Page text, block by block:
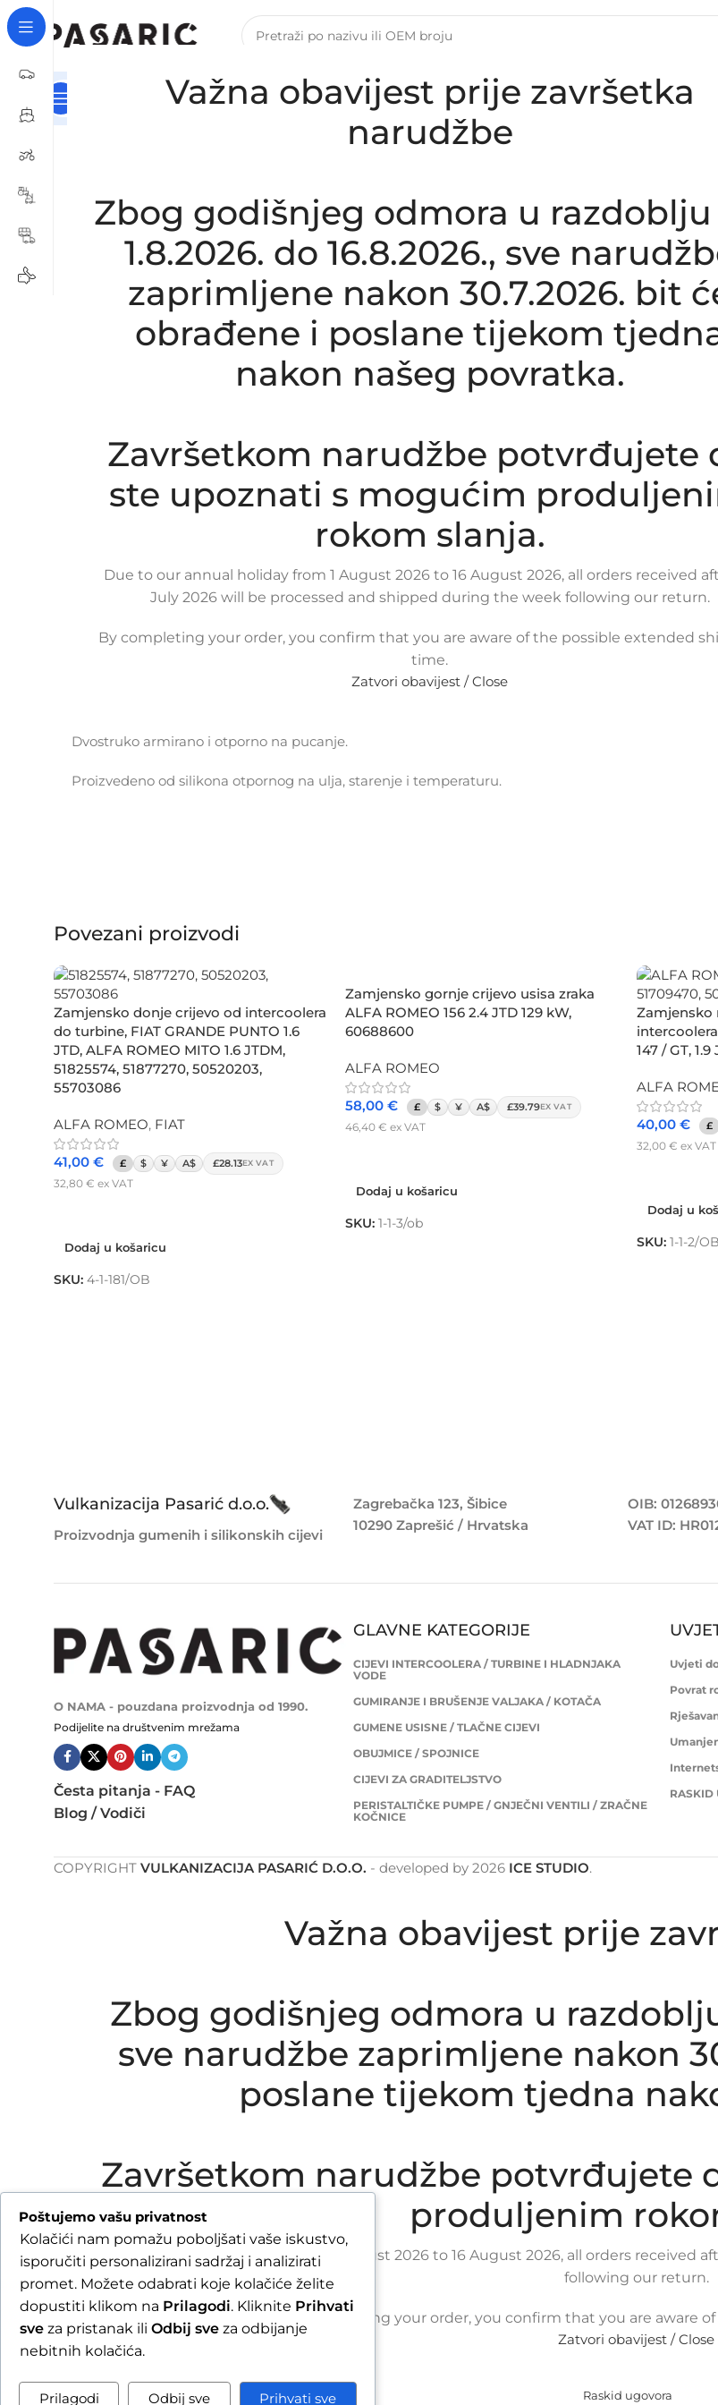
Važna obavijest prije završetka
narudžbe
Zbog godišnjeg odmora u razdoblju
1.8.2026. do 16.8.2026., sve
zaprimljene nakon 30.7.2026. bit
obrađene i poslane tijekom
nakon našeg povratka.
Završetkom narudžbe potvrđujete
ste upoznati s mogućim
rokom slanja.
Due to our annual holiday from 1 August 2026 to 16 August 2026, all orders received
July 2026 will be processed and shipped during the week following our return.
By completing your order, you confirm that you are aware of the possible extended
time.
Zatvori obavijest / Close
Naslovna Za Tvrtke I Obrte – B2B Registracija
Zamjensko usisno crijevo ALFA ROMEO 155 V6, 60539571
V6,
SKU:
1-1-87
Stanje:
Novo |
Dostupno
64,00 ex VAT
- +
Usporedi
19
OPIS PROIZVODAKOMPATIBILNOSTDOSTAVAPLAĆANJA POVRAT I REKLAMACIJE
ALFA ROMEO 155 V6
Dvostruko armirano i otporno na pucanje.
Proizvedeno od silikona otpornog na ulja, starenje i temperaturu.
Povezani proizvodi
Zamjensko donje crijevo od intercoolera
do turbine, FIAT GRANDE PUNTO 1.6
JTD, ALFA ROMEO MITO 1.6 JTDM,
51825574, 51877270, 50520203,
55703086
ALFA ROMEO, FIAT
41,00 € £ $ ¥ A$ £28.13EX VAT
32,80 € ex VAT
Dodaj u košaricu
SKU: 4-1-181/OB
Zamjensko gornje crijevo usisa zraka
ALFA ROMEO 156 2.4 JTD 129 kW,
60688600
ALFA ROMEO
58,00 € £ $ ¥ A$ £39.79EX VAT
46,40 € ex VAT
Dodaj u košaricu
SKU: 1-1-3/ob
Zamjensko
147 / GT,
ALFA
40,00 € £
32,00 € ex VAT
Dodaj u
SKU: 1-1-2/OB
Vulkanizacija Pasarić d.o.o.
Proizvodnja gumenih i silikonskih cijevi
Zagrebačka 123, Šibice
10290 Zaprešić / Hrvatska
OIB:
VAT ID:
O NAMA - pouzdana proizvodnja od 1990.
Podijelite na društvenim mrežama
Česta pitanja - FAQ
Blog / Vodiči
GLAVNE KATEGORIJE
CIJEVI INTERCOOLERA / TURBINE I HLADNJAKA
VODE
GUMIRANJE I BRUŠENJE VALJAKA / KOTAČA
GUMENE USISNE / TLAČNE CIJEVI
OBUJMICE / SPOJNICE
CIJEVI ZA GRADITELJSTVO
PERISTALTIČKE PUMPE / GNJEČNI VENTILI / ZRAČNE
KOČNICE
Uvjeti
Povrat
RASKID
COPYRIGHT VULKANIZACIJA PASARIĆ D.O.O. - developed by 2026 ICE STUDIO.
Važna obavijest prije
Zbog godišnjeg odmora u razdoblju
sve narudžbe zaprimljene nakon
poslane tijekom tjedna
Završetkom narudžbe potvrđujete
produljenim
Due to our annual holiday from 1 August 2026 to 16 August 2026, all orders received
following our return.
By completing your order, you confirm that you are aware
Zatvori obavijest / Close
Poštujemo vašu privatnost
Kolačići nam pomažu poboljšati vaše iskustvo,
isporučiti personalizirani sadržaj i analizirati
promet. Možete odabrati koje kolačiće želite
dopustiti klikom na Prilagodi. Kliknite Prihvati
sve za pristanak ili Odbij sve za odbijanje
nebitnih kolačića.
Prilagodi Odbij sve Prihvati sve Raskid ugovora